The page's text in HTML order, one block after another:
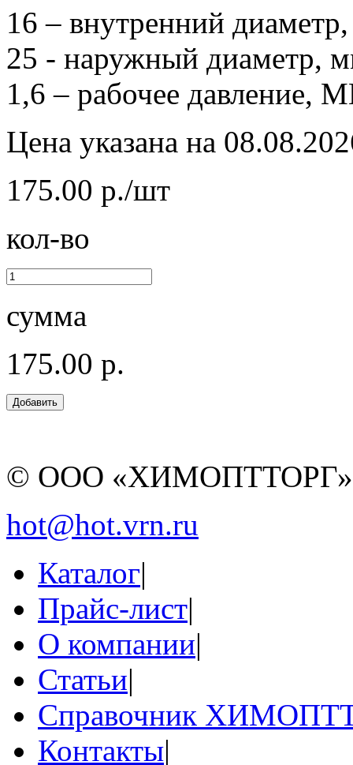
16 – внутренний
25 - наружный диаметр,
1,6 – рабочее давление,
Цена указана на
175.00 р./шт
кол-во
сумма
175.00 р.
© ООО
hot@hot.vrn.ru
Каталог|
Прайс-лист|
О компании|
Статьи|
Справочник
Контакты|